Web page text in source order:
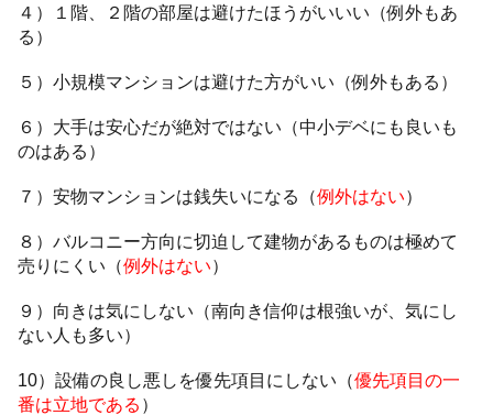
４）１階、２階の部屋は避けたほうがいいい（例外もあ
る）
５）小規模マンションは避けた方がいい（例外もある）
６）大手は安心だが絶対ではない（中小デベにも良いも
のはある）
７）安物マンションは銭失いになる（例外はない）
８）バルコニー方向に切迫して建物があるものは極めて
売りにくい（例外はない）
９）向きは気にしない（南向き信仰は根強いが、気にし
ない人も多い）
10）設備の良し悪しを優先項目にしない（優先項目の一
番は立地である ）